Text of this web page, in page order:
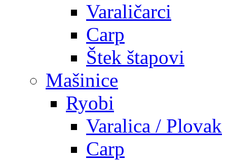
Varaličarci
Carp
Štek štapovi
Mašinice
Ryobi
Varalica / Plovak
Carp